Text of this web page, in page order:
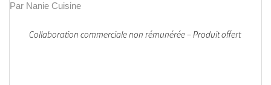
Par Nanie Cuisine
Collaboration commerciale non rémunérée – Produit offert